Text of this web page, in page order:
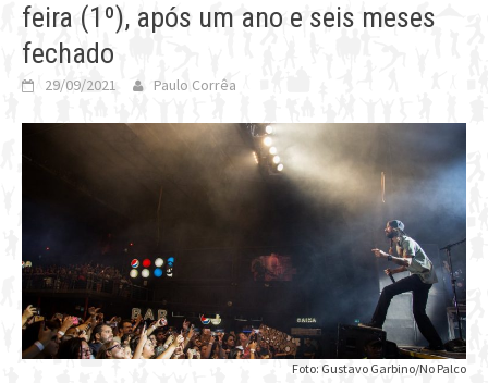
feira (1º), após um ano e seis meses
fechado
29/09/2021 Paulo Corrêa
Foto: Gustavo Garbino/No Palco